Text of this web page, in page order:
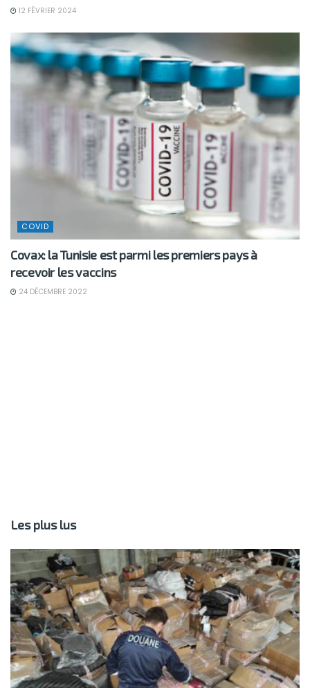
12 FÉVRIER 2024
COVID
Covax: la Tunisie est parmi les premiers pays à
recevoir les vaccins
24 DÉCEMBRE 2022
Les plus lus